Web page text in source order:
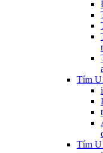
Tím
Tím